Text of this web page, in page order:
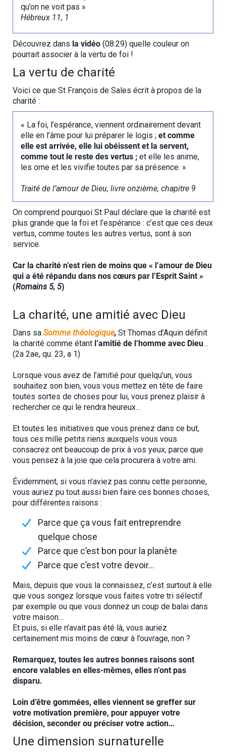
qu’on ne voit pas »
Hébreux 11, 1
Découvrez dans la vidéo (08:29) quelle couleur on
pourrait associer à la vertu de foi !
La vertu de charité
Voici ce que St François de Sales écrit à propos de la
charité :
« La foi, l’espérance, viennent ordinairement devant
elle en l’âme pour lui préparer le logis ; et comme
elle est arrivée, elle lui obéissent et la servent,
comme tout le reste des vertus ; et elle les anime,
les orne et les vivifie toutes par sa présence. »
Traité de l’amour de Dieu, livre onzième, chapitre 9
On comprend pourquoi St Paul déclare que la charité est
plus grande que la foi et l’espérance : c’est que ces deux
vertus, comme toutes les autres vertus, sont à son
service.
Car la charité n’est rien de moins que « l’amour de Dieu
qui a été répandu dans nos cœurs par l’Esprit Saint »
(Romains 5, 5)
La charité, une amitié avec Dieu
Dans sa Somme théologique, St Thomas d’Aquin définit
la charité comme étant l’amitié de l’homme avec Dieu…
(2a 2ae, qu. 23, a 1)
Lorsque vous avez de l’amitié pour quelqu’un, vous
souhaitez son bien, vous vous mettez en tête de faire
toutes sortes de choses pour lui, vous prenez plaisir à
rechercher ce qui le rendra heureux…
Et toutes les initiatives que vous prenez dans ce but,
tous ces mille petits riens auxquels vous vous
consacrez ont beaucoup de prix à vos yeux, parce que
vous pensez à la joie que cela procurera à votre ami.
Évidemment, si vous n’aviez pas connu cette personne,
vous auriez pu tout aussi bien faire ces bonnes choses,
pour différentes raisons :
Parce que ça vous fait entreprendre
quelque chose
Parce que c’est bon pour la planète
Parce que c’est votre devoir…
Mais, depuis que vous la connaissez, c’est surtout à elle
que vous songez lorsque vous faites votre tri sélectif
par exemple ou que vous donnez un coup de balai dans
votre maison…
Et puis, si elle n’avait pas été là, vous auriez
certainement mis moins de cœur à l’ouvrage, non ?
Remarquez, toutes les autres bonnes raisons sont
encore valables en elles-mêmes, elles n’ont pas
disparu.
Loin d’être gommées, elles viennent se greffer sur
votre motivation première, pour appuyer votre
décision, seconder ou préciser votre action…
Une dimension surnaturelle